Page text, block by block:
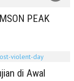
PEAK
di Awal